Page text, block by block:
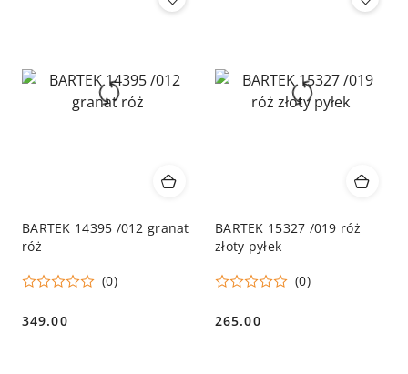
BARTEK 14395 /012 granat
róż
(0)
Cena:
349.00
BARTEK 15327 /019 róż
złoty pyłek
(0)
Cena:
265.00